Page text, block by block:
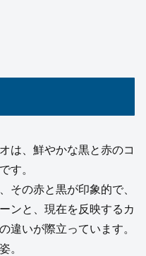
は、鮮やかな黒と赤のコ
す。
その赤と黒が印象的で、
ンと、現在を反映するカ
違いが際立っています。
。